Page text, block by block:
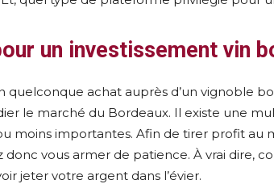
un investissement vin
achat auprès d’un vignoble
le marché du Bordeaux. Il existe une
moins importantes. Afin de tirer profit au
vous armer de patience. À vrai dire,
jeter votre argent dans l’évier.